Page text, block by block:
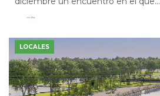
Leer Más
LOCALES